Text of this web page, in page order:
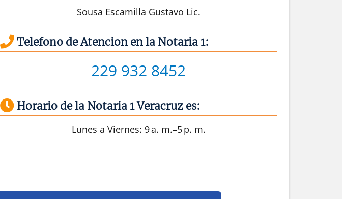
Sousa Escamilla Gustavo Lic.
Telefono de Atencion en la Notaria 1:
229 932 8452
Horario de la Notaria 1 Veracruz es:
Lunes a Viernes: 9 a. m.–5 p. m.